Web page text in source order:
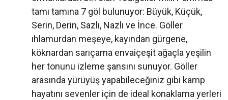
tamı tamına 7 göl bulunuyor: Büyük, Küçük,
Serin, Derin, Sazlı, Nazlı ve İnce. Göller
ıhlamurdan meşeye, kayından gürgene,
köknardan sarıçama envaiçeşit ağaçla yeşilin
her tonunu izleme şansını sunuyor. Göller
arasında yürüyüş yapabileceğiniz gibi kamp
hayatını sevenler için de ideal konaklama yerleri